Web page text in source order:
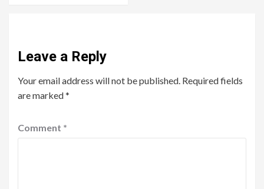
Leave a Reply
Your email address will not be published. Required fields
are marked*
Comment *